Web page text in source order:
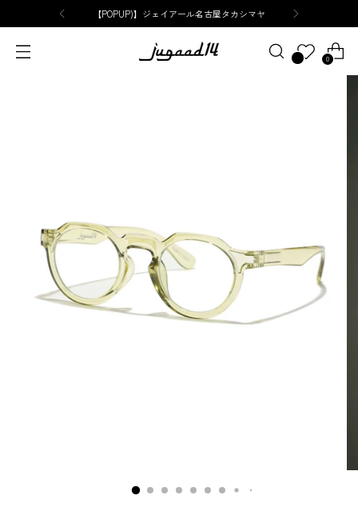
【POPUP)】ジェイアール名古屋タカシマヤ
0